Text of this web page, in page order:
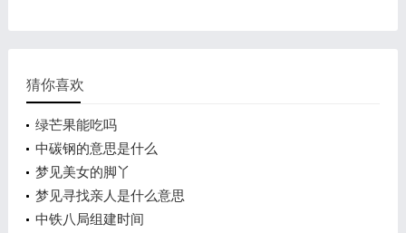
猜你喜欢
绿芒果能吃吗
中碳钢的意思是什么
梦见美女的脚丫
梦见寻找亲人是什么意思
中铁八局组建时间